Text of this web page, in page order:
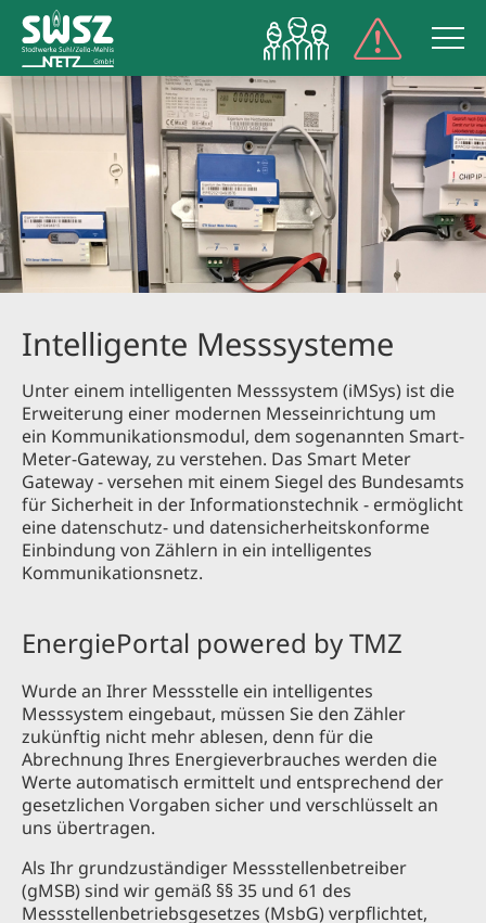
Intelligente Messsysteme
Unter einem intelligenten Messsystem (iMSys) ist die
Erweiterung einer modernen Messeinrichtung um
ein Kommunikationsmodul, dem sogenannten Smart-
Meter-Gateway, zu verstehen. Das Smart Meter
Gateway - versehen mit einem Siegel des Bundesamts
für Sicherheit in der Informationstechnik - ermöglicht
eine datenschutz- und datensicherheitskonforme
Einbindung von Zählern in ein intelligentes
Kommunikationsnetz.
EnergiePortal powered by TMZ
Wurde an Ihrer Messstelle ein intelligentes
Messsystem eingebaut, müssen Sie den Zähler
zukünftig nicht mehr ablesen, denn für die
Abrechnung Ihres Energieverbrauches werden die
Werte automatisch ermittelt und entsprechend der
gesetzlichen Vorgaben sicher und verschlüsselt an
uns übertragen.
Als Ihr grundzuständiger Messstellenbetreiber
(gMSB) sind wir gemäß §§ 35 und 61 des
Messstellenbetriebsgesetzes (MsbG) verpflichtet,